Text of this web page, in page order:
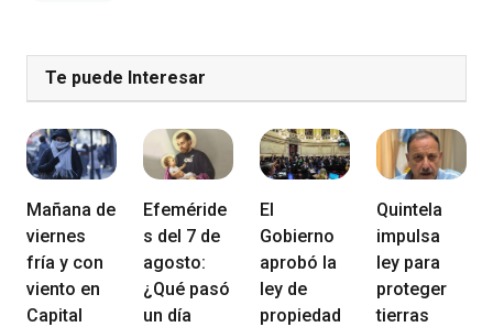
Te puede Interesar
Mañana de
viernes
fría y con
viento en
Capital
Efeméride
s del 7 de
agosto:
¿Qué pasó
un día
El
Gobierno
aprobó la
ley de
propiedad
Quintela
impulsa
ley para
proteger
tierras